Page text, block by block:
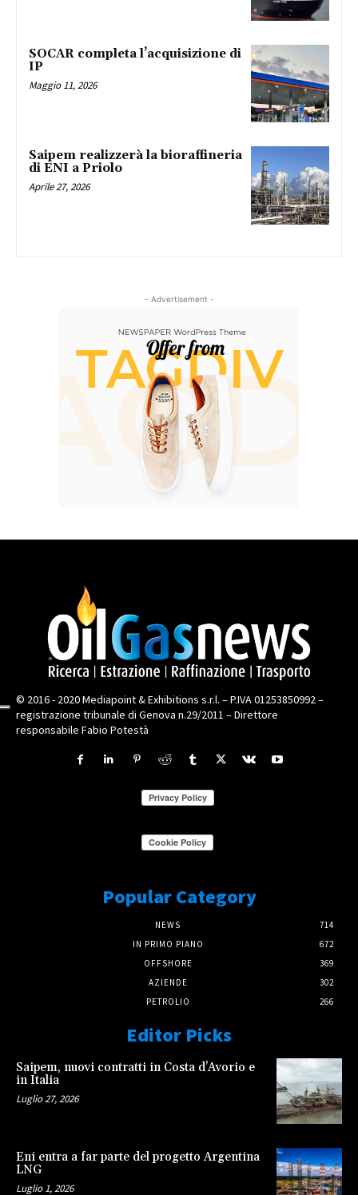
SOCAR completa l’acquisizione di
IP
Maggio 11, 2026
Saipem realizzerà la bioraffineria
di ENI a Priolo
Aprile 27, 2026
- Advertisement -
© 2016 - 2020 Mediapoint & Exhibitions s.r.l. – P.IVA 01253850992 –
registrazione tribunale di Genova n.29/2011 – Direttore
responsabile Fabio Potestà
Popular Category
NEWS
714
IN PRIMO PIANO
672
OFFSHORE
369
AZIENDE
302
PETROLIO
266
Editor Picks
Saipem, nuovi contratti in Costa d’Avorio e
in Italia
Luglio 27, 2026
Eni entra a far parte del progetto Argentina
LNG
Luglio 1, 2026